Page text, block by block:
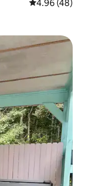
Calificación
4.96 (48)